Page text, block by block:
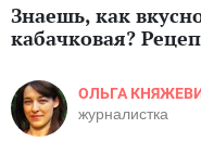
Знаешь, как
кабачковая?
ОЛЬГА
журналистка